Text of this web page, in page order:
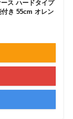
ス ハードタイプ
き 55cm オレン